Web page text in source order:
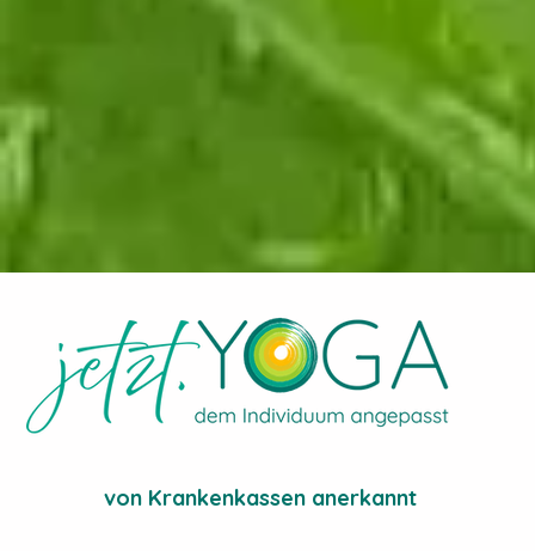
von Krankenkassen anerkannt